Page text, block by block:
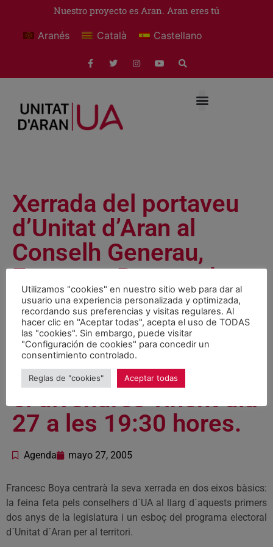
Nuestro proyecto es Aran. Aran eres tú
Aranés Català Castellano
Xerrada del portaveu
d’Unitat d’Aran al
Conselh Generau,
Francesc Boya, sobre
“Aran, l’autogovern al
servei de la gent” La
xerrada tindrà lloc a
l’Hotel Tuca de Vielha
el divendres vinent dia
27 a les 19:30 hores.
Agenda mayo 27, 2005
Francesc Boya centrarà la seva xerrada en dos eixos bàsics:
la feina feta pels conselhers d´UA al llarg d´aquests primers
dos anys de la legislatura i un esboç del programa electoral
d´Unitat d´Aran per al territori.
Utilizamos "cookies" en nuestro sitio web para dar al
usuario una experiencia personalizada y optimizada,
recordando sus preferencias y visitas regulares. Al
hacer clic en "Aceptar todas", acepta el uso de TODAS
las "cookies". Sin embargo, puede visitar
"Configuración de cookies" para concedir un
consentimiento controlado.
Reglas de "cookies" Aceptar todas